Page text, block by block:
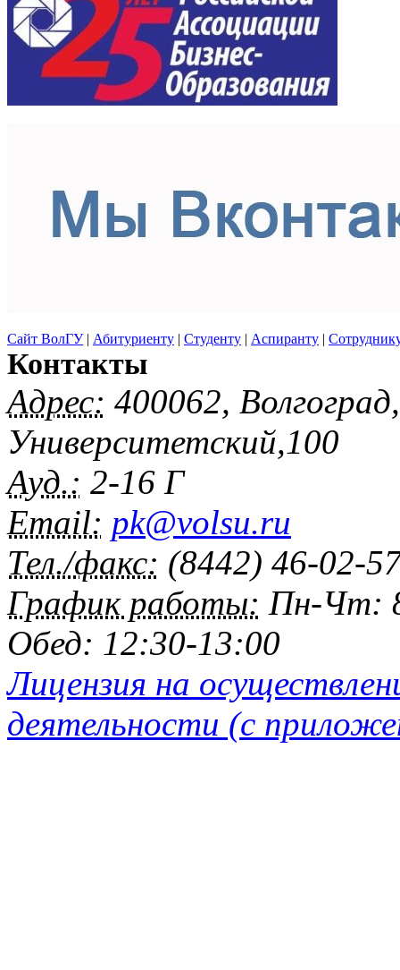
Сайт ВолГУ| Абитуриенту | Студенту | Аспиранту |
Контакты
Адрес: 400062,
Университетский,100
Ауд.: 2-16 Г
Email: pk@volsu.ru
Тел./факс: (8442) 46-02-
График работы: Пн-Чт:
Обед: 12:30-13:00
Лицензия на
деятельности (с